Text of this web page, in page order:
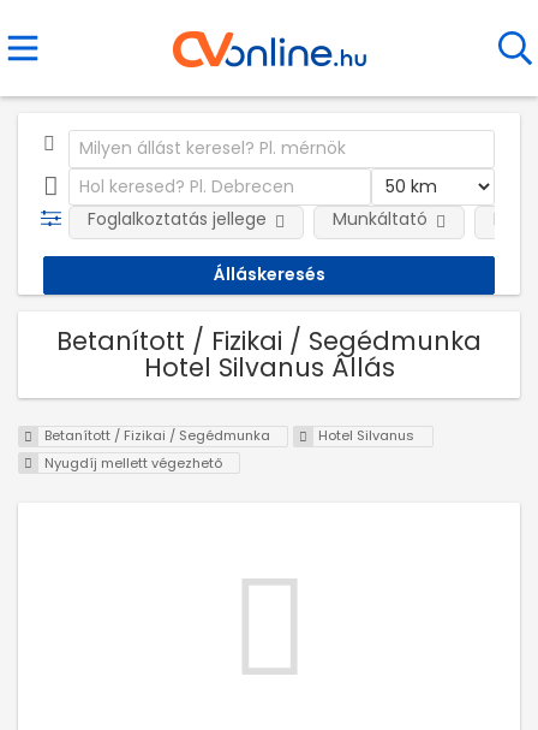
Foglalkoztatás jellege Munkáltató
Betanított / Fizikai / Segédmunka
Hotel Silvanus Állás
Betanított / Fizikai / Segédmunka
Hotel Silvanus
Nyugdíj mellett végezhető